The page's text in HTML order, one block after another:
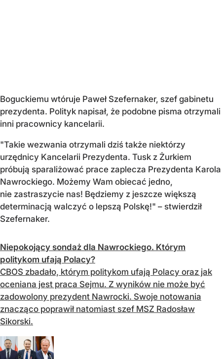
Boguckiemu wtóruje Paweł Szefernaker, szef gabinetu
prezydenta. Polityk napisał, że podobne pisma otrzymali
inni pracownicy kancelarii.
"Takie wezwania otrzymali dziś także niektórzy
urzędnicy Kancelarii Prezydenta. Tusk z Żurkiem
próbują sparaliżować prace zaplecza Prezydenta Karola
Nawrockiego. Możemy Wam obiecać jedno,
nie zastraszycie nas! Będziemy z jeszcze większą
determinacją walczyć o lepszą Polskę!" – stwierdził
Szefernaker.
Niepokojący sondaż dla Nawrockiego. Którym
politykom ufają Polacy?
CBOS zbadało, którym politykom ufają Polacy oraz jak
oceniana jest praca Sejmu. Z wyników nie może być
zadowolony prezydent Nawrocki. Swoje notowania
znacząco poprawił natomiast szef MSZ Radosław
Sikorski.